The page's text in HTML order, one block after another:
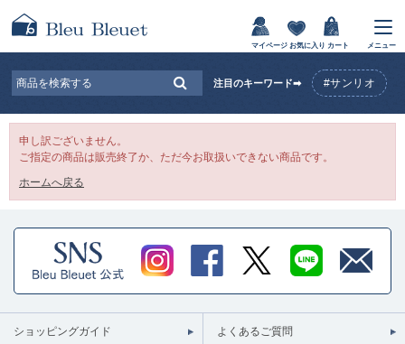
マイページ お気に入り カート メニュー
注目のキーワード➡ #サンリオ
申し訳ございません。
ご指定の商品は販売終了か、ただ今お取扱いできない商品です。
ホームへ戻る
ショッピングガイド よくあるご質問